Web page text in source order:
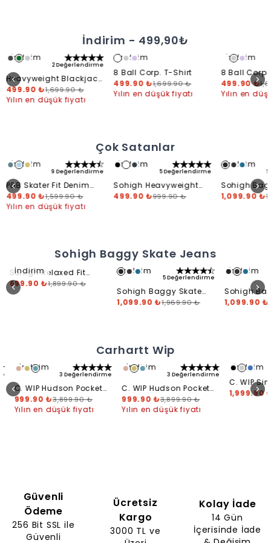
ALIŞVERİŞE BAŞLAİndirim - 499,90₺
İndirim
2 Değerlendirme
Heavyweight Blackjack
T-Shirt
499.90 ₺1,699.90 ₺
Yılın en düşük fiyatı
İndirim
8 Ball Corp. T-Shirt
499.90 ₺1,699.90 ₺
Yılın en düşük fiyatı
İndirim
8 Ball
499.90 ₺
Yılın en
Çok Satanlar
İndirim
9 Değerlendirme
P&B Skater Fit Denim
Short
499.90 ₺1,599.90 ₺
Yılın en düşük fiyatı
İndirim
+4
5 Değerlendirme
Sohigh Heavyweight
Cropped T-Shirt
499.90 ₺999.90 ₺
İndirim
+3
Sohigh
Jeans
1,099.90 ₺
Sohigh Baggy Skate Jeans
İndirim
Sohigh Relaxed Fit
Keten Pantolon
699.90 ₺1,899.90 ₺
İndirim
+3
5 Değerlendirme
Sohigh Baggy Skate
Jeans - Washed Black
1,099.90 ₺1,969.90 ₺
İndirim
+3
Sohigh
Jeans -
1,099.90 ₺
Carhartt Wip
İndirim
+1
3 Değerlendirme
C. WIP Hudson Pocket
T-Shirt
999.90 ₺ 3,899.90 ₺
Yılın en düşük fiyatı
İndirim
+1
3 Değerlendirme
C. WIP Hudson Pocket
T-Shirt
999.90 ₺ 3,899.90 ₺
Yılın en düşük fiyatı
İndirim
C. WIP
Short
1,999.90 ₺
MAĞAZA KONUM
Güvenli
Ödeme
256 Bit SSL ile
Güvenli
Ücretsiz
Kargo
3000 TL ve
Kolay İade
14 Gün
İçerisinde İade